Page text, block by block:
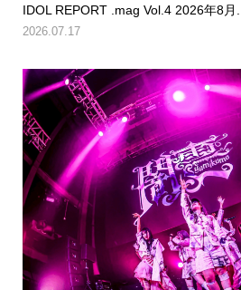
IDOL REPORT .mag Vol.4 2026年8月...
2026.07.17